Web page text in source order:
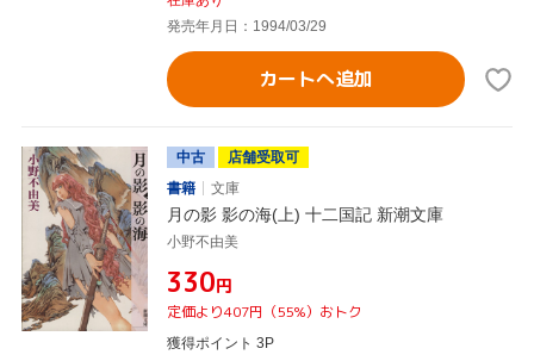
発売年月日：1994/03/29
カートへ追加
中古
店舗受取可
書籍
文庫
月の影 影の海(上) 十二国記 新潮文庫
小野不由美
¥330円
定価より407円（55%）おトク
獲得ポイント 3P